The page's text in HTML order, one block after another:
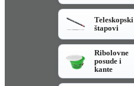
Teleskopski
štapovi
Ribolovne
posude i
kante